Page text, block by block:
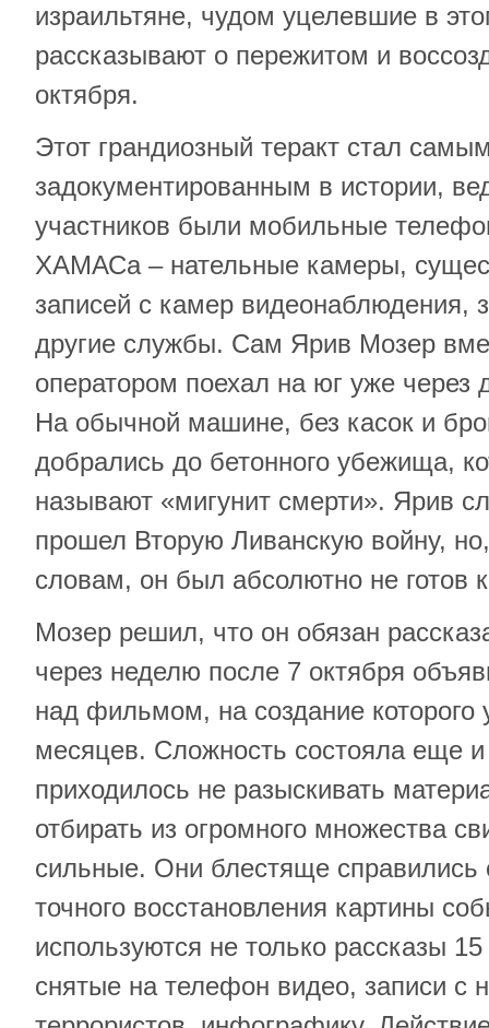
израильтяне, чудом уцелевшие в
рассказывают о пережитом и
октября.
Этот грандиозный теракт стал
задокументированным в истории,
участников были мобильные
ХАМАСа – нательные камеры,
записей с камер видеонаблюдения,
другие службы. Сам Ярив Мозер
оператором поехал на юг уже через
На обычной машине, без касок и
добрались до бетонного убежища,
называют «мигунит смерти». Ярив
прошел Вторую Ливанскую войну,
словам, он был абсолютно не готов
Мозер решил, что он обязан
через неделю после 7 октября
над фильмом, на создание которого
месяцев. Сложность состояла еще
приходилось не разыскивать
отбирать из огромного множества
сильные. Они блестяще справились
точного восстановления картины
используются не только рассказы
снятые на телефон видео, записи с